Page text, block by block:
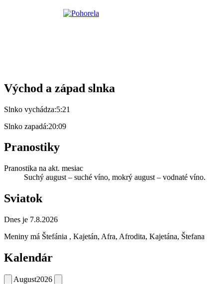
Východ a západ slnka
Slnko vychádza:5:21
Slnko zapadá:20:09
Pranostiky
Pranostika na akt. mesiac
Suchý august – suché víno, mokrý august – vodnaté víno.
Sviatok
Dnes je 7.8.2026
Meniny má Štefánia , Kajetán, Afra, Afrodita, Kajetána, Štefana
Kalendár
August2026